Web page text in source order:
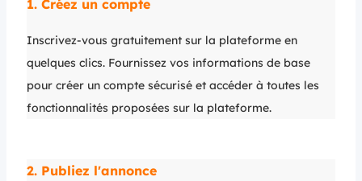
1. Créez un compte
Inscrivez-vous gratuitement sur la plateforme en
quelques clics. Fournissez vos informations de base
pour créer un compte sécurisé et accéder à toutes les
fonctionnalités proposées sur la plateforme.
2. Publiez l'annonce